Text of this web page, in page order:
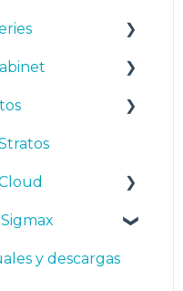
y Descargas
pasos
de
y descargas
pasos
y Descargas
pasos
de
PLA
Cloud Teams
y descargas